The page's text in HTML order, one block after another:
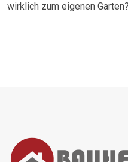
wirklich zum eigenen Garten?